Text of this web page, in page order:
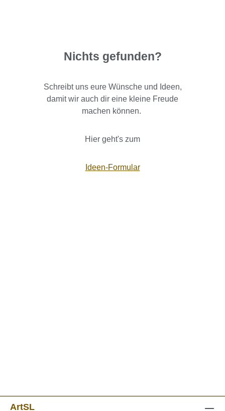
Nichts gefunden?
Schreibt uns eure Wünsche und Ideen,
damit wir auch dir eine kleine Freude
machen können.
Hier geht's zum
Ideen-Formular
ArtSL